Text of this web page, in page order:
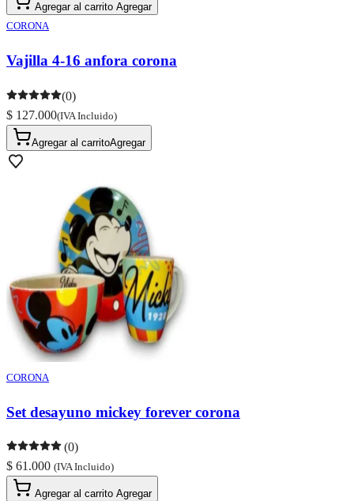
Agregar al carrito Agregar
CORONA
Vajilla 4-16 anfora corona
(0)
$ 127.000(IVA Incluido)
Agregar al carritoAgregar
CORONA
Set desayuno mickey forever corona
(0)
$ 61.000 (IVA Incluido)
Agregar al carrito Agregar